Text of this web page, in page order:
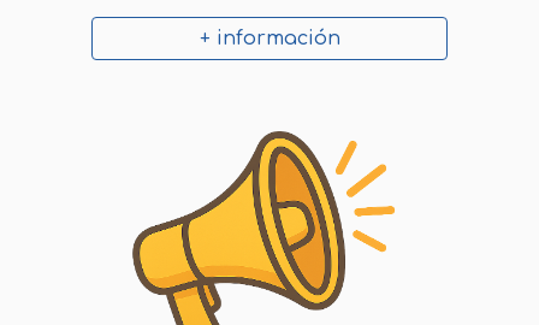
+ información